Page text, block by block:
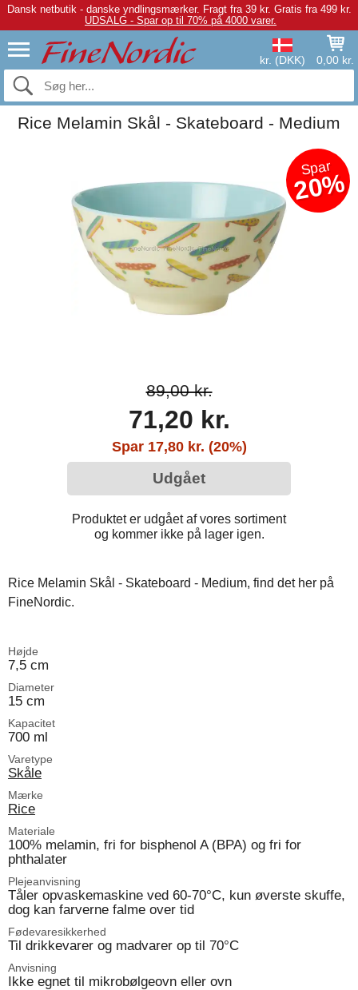
Dansk netbutik - danske yndlingsmærker. Fragt fra 39 kr. Gratis fra 499 kr.
UDSALG - Spar op til 70% på 4000 varer.
kr. (DKK) 0,00 kr.
Rice Melamin Skål - Skateboard - Medium
Spar
20%
89,00 kr.
71,20 kr.
Spar 17,80 kr. (20%)
Udgået
Produktet er udgået af vores sortiment
og kommer ikke på lager igen.
Rice Melamin Skål - Skateboard - Medium, find det her på
FineNordic.
Højde
7,5 cm
Diameter
15 cm
Kapacitet
700 ml
Varetype
Skåle
Mærke
Rice
Materiale
100% melamin, fri for bisphenol A (BPA) og fri for
phthalater
Plejeanvisning
Tåler opvaskemaskine ved 60-70°C, kun øverste skuffe,
dog kan farverne falme over tid
Fødevaresikkerhed
Til drikkevarer og madvarer op til 70°C
Anvisning
Ikke egnet til mikrobølgeovn eller ovn